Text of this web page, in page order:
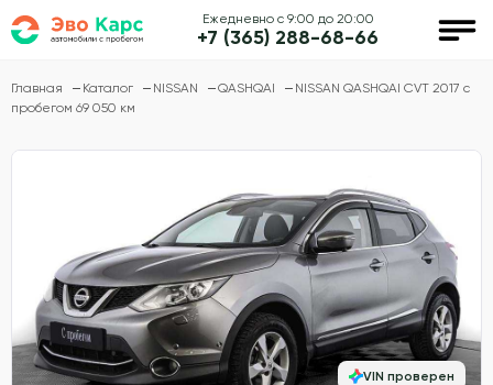
Ежедневно с 9:00 до 20:00
+7 (365) 288-68-66
Главная Каталог NISSAN QASHQAI
NISSAN QASHQAI CVT 2017 с
пробегом 69 050 км
VIN проверен